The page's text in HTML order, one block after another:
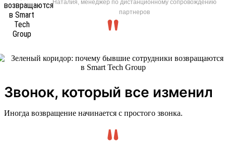
Наталия, менеджер по дистанционному сопровождению
партнеров
Звонок, который все изменил
Иногда возвращение начинается с простого звонка.